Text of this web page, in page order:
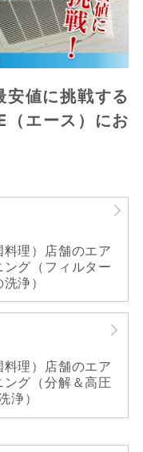
安値に挑戦する
（エース）にお
理）店舗のエア
ング（フィルター
浄）
理）店舗のエア
ング（分解＆高圧
浄）